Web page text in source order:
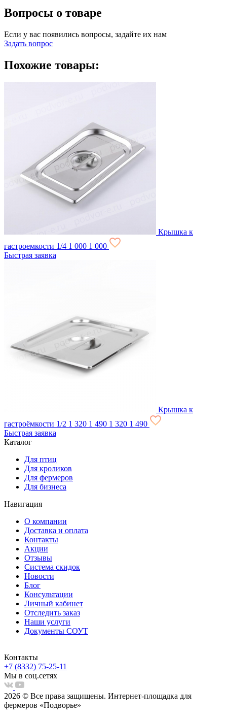
Вопросы о товаре
Если у вас появились вопросы, задайте их нам
Задать вопрос
Похожие товары:
Крышка к
гастроемкости 1/4 1 000 1 000
Быстрая заявка
Крышка к
гастроёмкости 1/2 1 320 1 490 1 320 1 490
Быстрая заявка
Каталог
Для птиц
Для кроликов
Для фермеров
Для бизнеса
Навигация
О компании
Доставка и оплата
Контакты
Акции
Отзывы
Система скидок
Новости
Блог
Консультации
Личный кабинет
Отследить заказ
Наши услуги
Документы СОУТ
Контакты
+7 (8332) 75-25-11
Мы в соц.сетях
2026 © Все права защищены. Интернет-площадка для
фермеров «Подворье»